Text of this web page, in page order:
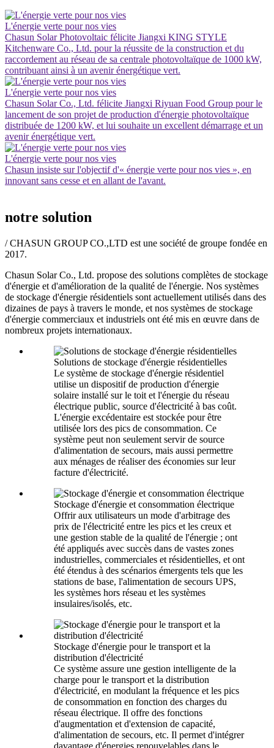
L'énergie verte pour nos vies
Chasun Solar Photovoltaic félicite Jiangxi KING STYLE
Kitchenware Co., Ltd. pour la réussite de la construction et du
raccordement au réseau de sa centrale photovoltaïque de 1000 kW,
contribuant ainsi à un avenir énergétique vert.
L'énergie verte pour nos vies
Chasun Solar Co., Ltd. félicite Jiangxi Riyuan Food Group pour le
lancement de son projet de production d'énergie photovoltaïque
distribuée de 1200 kW, et lui souhaite un excellent démarrage et un
avenir énergétique vert.
L'énergie verte pour nos vies
Chasun insiste sur l'objectif d'« énergie verte pour nos vies », en
innovant sans cesse et en allant de l'avant.
notre solution
/ CHASUN GROUP CO.,LTD est une société de groupe fondée en
2017.
Chasun Solar Co., Ltd. propose des solutions complètes de stockage
d'énergie et d'amélioration de la qualité de l'énergie. Nos systèmes
de stockage d'énergie résidentiels sont actuellement utilisés dans des
dizaines de pays à travers le monde, et nos systèmes de stockage
d'énergie commerciaux et industriels ont été mis en œuvre dans de
nombreux projets internationaux.
Solutions de stockage d'énergie résidentielles
Le système de stockage d'énergie résidentiel
utilise un dispositif de production d'énergie
solaire installé sur le toit et l'énergie du réseau
électrique public, source d'électricité à bas coût.
L'énergie excédentaire est stockée pour être
utilisée lors des pics de consommation. Ce
système peut non seulement servir de source
d'alimentation de secours, mais aussi permettre
aux ménages de réaliser des économies sur leur
facture d'électricité.
Stockage d'énergie et consommation électrique
Offrir aux utilisateurs un mode d'arbitrage des
prix de l'électricité entre les pics et les creux et
une gestion stable de la qualité de l'énergie ; ont
été appliqués avec succès dans de vastes zones
industrielles, commerciales et résidentielles, et ont
été étendus à des scénarios émergents tels que les
stations de base, l'alimentation de secours UPS,
les systèmes hors réseau et les systèmes
insulaires/isolés, etc.
Stockage d'énergie pour le transport et la
distribution d'électricité
Ce système assure une gestion intelligente de la
charge pour le transport et la distribution
d'électricité, en modulant la fréquence et les pics
de consommation en fonction des charges du
réseau électrique. Il offre des fonctions
d'augmentation et d'extension de capacité,
d'alimentation de secours, etc. Il permet d'intégrer